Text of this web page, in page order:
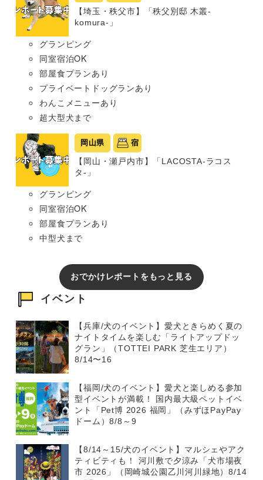
【埼玉・秩父市】「秩父別邸 木叢-
komura-」
グランピング
同室宿泊OK
部屋食プランあり
プライベートドッグランあり
わんこメニューあり
超大型犬まで
岡山県 宿
【岡山・瀬戸内市】「LACOSTA-ラコス
タ-」
グランピング
同室宿泊OK
部屋食プランあり
中型犬まで
おでかけレポートをもっと見る
イベント
【兵庫/犬のイベント】愛犬ときらめく夏の
ナイトタイムを楽しむ「ライトアップドッ
グラン」（TOTTEI PARK 芝生エリア）
8/14〜16
【福岡/犬のイベント】愛犬と楽しめる参加
型イベントが満載！ 国内最大級ペットイベ
ント「Pet博 2026 福岡」（みずほPayPay
ドーム）8/8～9
【8/14～15/犬のイベント】マルシェやアク
ティビティも！ 河川敷で夕涼み「犬市場夜
市 2026」（岡崎城公園乙川河川緑地）8/14